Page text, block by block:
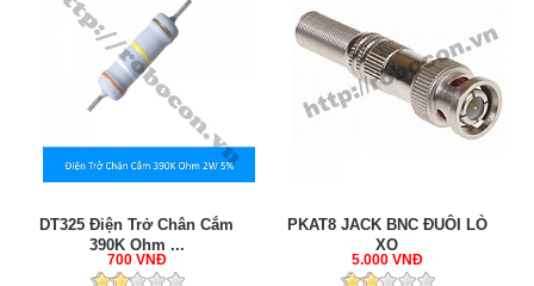
DT325 Điện Trở Chân Cắm
390K Ohm ...
700 VNĐ
PKAT8 JACK BNC ĐUÔI LÒ
XO
5.000 VNĐ